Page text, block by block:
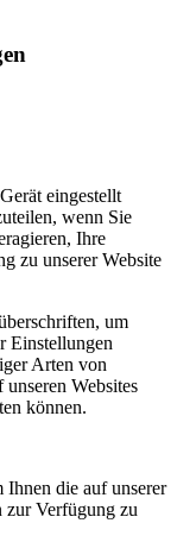
eingestellt
wenn Sie
Ihre
zu unserer Website
um
Einstellungen
Arten von
Websites
können.
die auf unserer
zur Verfügung zu